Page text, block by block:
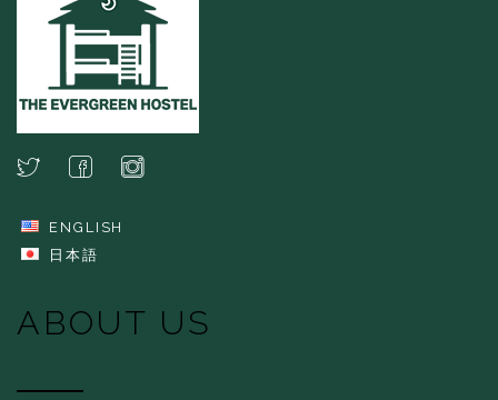
ENGLISH
日本語
ABOUT US